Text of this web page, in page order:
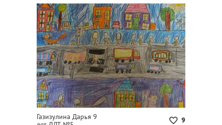
9
Газизулина Дарья 9